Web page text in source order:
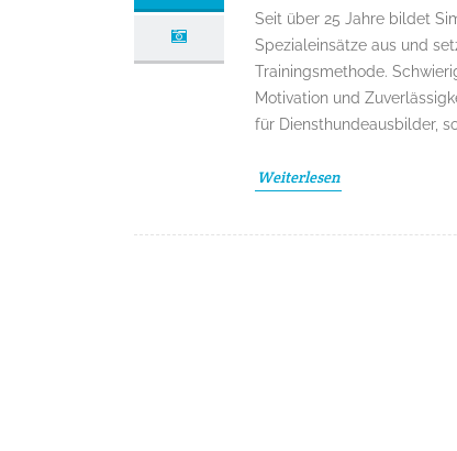
Seit über 25 Jahre bildet
Spezialeinsätze aus und
Trainingsmethode.
Motivation und
für Diensthundeausbilder,
Weiterlesen